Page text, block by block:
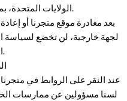
الولايات المتحدة، بما في ذلك قانون باتريوت.
بعد مغادرة موقع متجرنا أو
لجهة خارجية، لن تخضع
الويب.
عند النقر على الروابط في
لسنا مسؤولين عن ممارسات